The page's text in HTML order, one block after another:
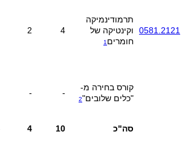
0581.2121
תרמודינמיקה
וקינטיקה של
חומרים 1
4
2
קורס בחירה מ-
"כלים שלובים"2
-
-
סה"כ 10
4